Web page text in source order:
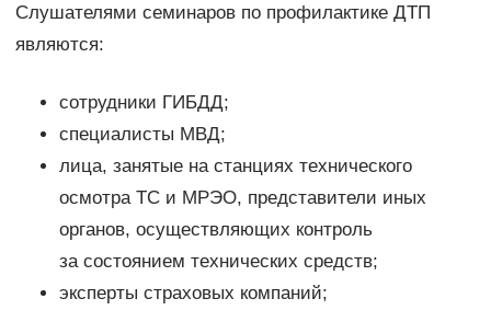
Слушателями семинаров по профилактике ДТП
являются:
сотрудники ГИБДД;
специалисты МВД;
лица, занятые на станциях технического
осмотра ТС и МРЭО, представители иных
органов, осуществляющих контроль
за состоянием технических средств;
эксперты страховых компаний;